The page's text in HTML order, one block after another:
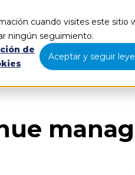
cuando visites este sitio
ningún seguimiento.
de
Aceptar y seguir
Qué